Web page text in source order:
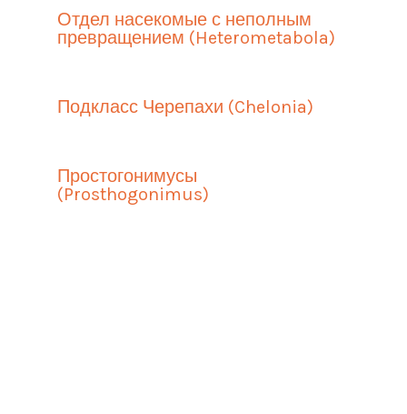
Отдел насекомые с неполным
превращением (Heterometabola)
Подкласс Черепахи (Chelonia)
Простогонимусы
(Prosthogonimus)